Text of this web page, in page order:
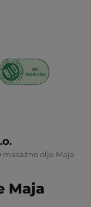
masažno olje Maja
Maja